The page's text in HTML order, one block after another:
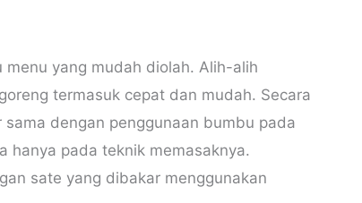
yang mudah diolah. Alih-alih
termasuk cepat dan mudah. Secara
dengan penggunaan bumbu pada
hanya pada teknik memasaknya.
sate yang dibakar menggunakan